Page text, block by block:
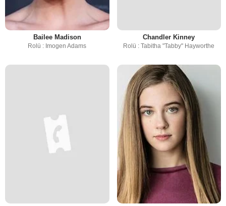
Bailee Madison
Rolü : Imogen Adams
Chandler Kinney
Rolü : Tabitha "Tabby" Hayworthe